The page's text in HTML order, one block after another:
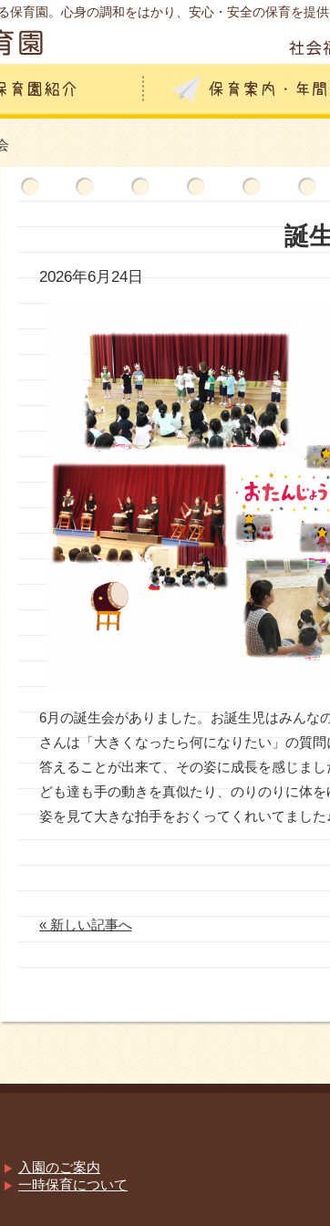
保育園。心身の調和をはかり、安心・安全の保育を提供
誕
2026年6月24日
6月の誕生会がありました。お誕生児はみんな
さんは「大きくなったら何になりたい」の質
答えることが出来て、その姿に成長を感じま
ども達も手の動きを真似たり、のりのりに体
姿を見て大きな拍手をおくってくれいてまし
« 新しい記事へ
入園のご案内
一時保育について